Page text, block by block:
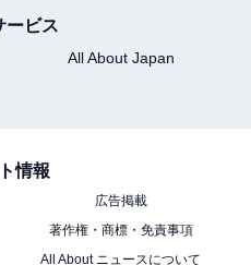
ービス
All About Japan
情報
広告掲載
著作権・商標・免責事項
All About ニュースについて